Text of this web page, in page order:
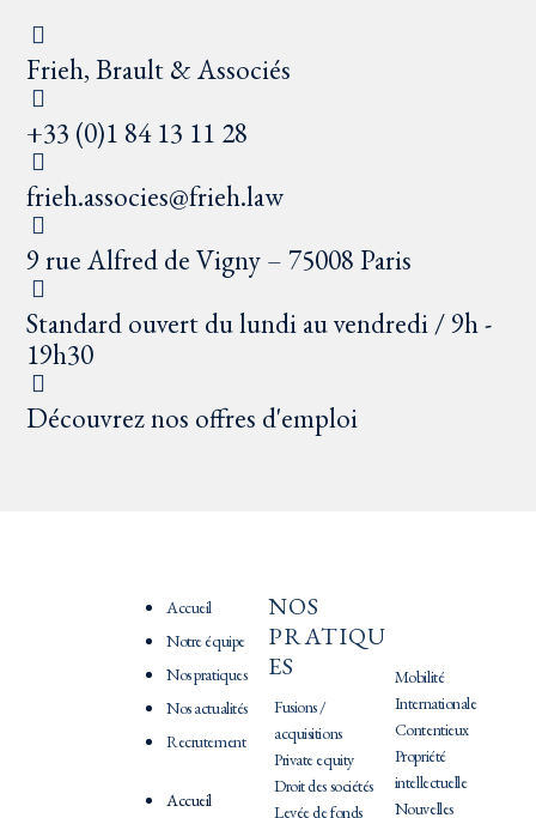
Frieh, Brault & Associés
+33 (0)1 84 13 11 28
frieh.associes@frieh.law
9 rue Alfred de Vigny – 75008 Paris
Standard ouvert du lundi au vendredi / 9h -
19h30
Découvrez nos offres d'emploi
Accueil
Notre équipe
Nos pratiques
Nos actualités
Recrutement
Accueil
NOS
PRATIQU
ES
Fusions /
acquisitions
Private equity
Droit des sociétés
Levée de fonds
Mobilité
Internationale
Contentieux
Propriété
intellectuelle
Nouvelles